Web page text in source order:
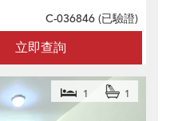
立即查詢
C-036846 (已驗證)
1 1